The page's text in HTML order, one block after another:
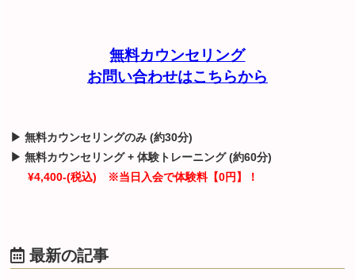
無料カウンセリング
お問い合わせはこちらから
▶ 無料カウンセリングのみ (約30分)
▶ 無料カウンセリング + 体験トレーニング (約60分)
¥4,400-(税込) ※当日入会で体験料【0円】！
最新の記事